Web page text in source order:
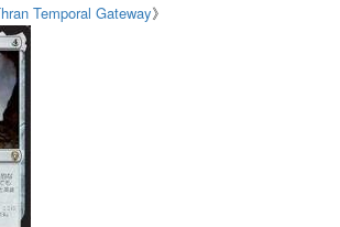
Temporal Gateway》